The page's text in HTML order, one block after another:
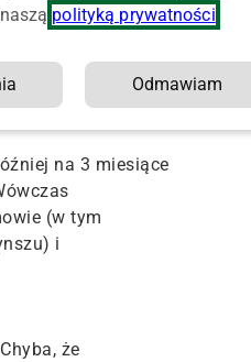
pod warunkiem,
że podlega 30-
Skarbu
na 3 miesiące
(w tym
i
że
polityką prywatności
Odmawiam